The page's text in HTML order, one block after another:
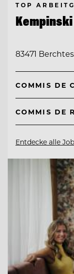
TOP
83471
COMMIS DE
COMMIS DE
Entdecke alle